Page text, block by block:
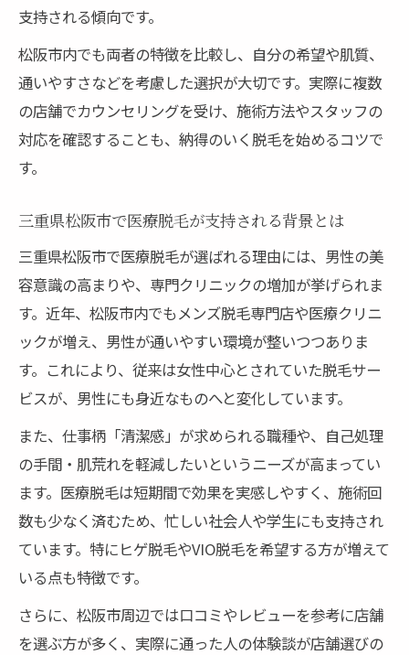
支持される傾向です。
松阪市内でも両者の特徴を比較し、自分の希望や肌質、
通いやすさなどを考慮した選択が大切です。実際に複数
の店舗でカウンセリングを受け、施術方法やスタッフの
対応を確認することも、納得のいく脱毛を始めるコツで
す。
三重県松阪市で医療脱毛が支持される背景とは
三重県松阪市で医療脱毛が選ばれる理由には、男性の美
容意識の高まりや、専門クリニックの増加が挙げられま
す。近年、松阪市内でもメンズ脱毛専門店や医療クリニ
ックが増え、男性が通いやすい環境が整いつつありま
す。これにより、従来は女性中心とされていた脱毛サー
ビスが、男性にも身近なものへと変化しています。
また、仕事柄「清潔感」が求められる職種や、自己処理
の手間・肌荒れを軽減したいというニーズが高まってい
ます。医療脱毛は短期間で効果を実感しやすく、施術回
数も少なく済むため、忙しい社会人や学生にも支持され
ています。特にヒゲ脱毛やVIO脱毛を希望する方が増えて
いる点も特徴です。
さらに、松阪市周辺では口コミやレビューを参考に店舗
を選ぶ方が多く、実際に通った人の体験談が店舗選びの